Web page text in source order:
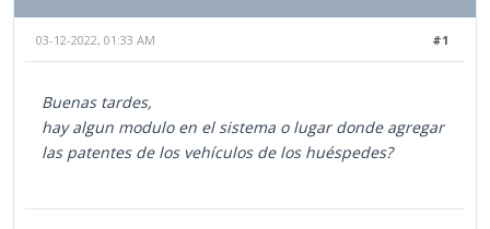
#1
03-12-2022, 01:33 AM
Buenas tardes,
hay algun modulo en el sistema o lugar donde agregar
las patentes de los vehículos de los huéspedes?